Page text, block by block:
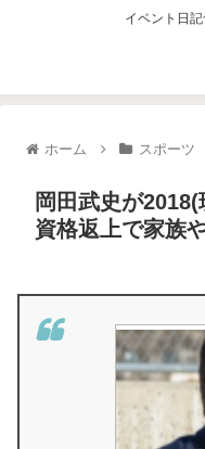
イベント日
ホーム スポーツ
岡田武史が
資格返上で家族